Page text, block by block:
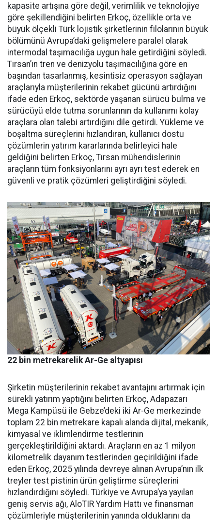
kapasi­te artışına göre değil, verimlilik ve teknolojiye
göre şekillendiği­ni belirten Erkoç, özellikle orta ve
büyük ölçekli Türk lojistik şirket­lerinin filolarının büyük
bölümü­nü Avrupa’daki gelişmelere para­lel olarak
intermodal taşımacılı­ğa uygun hale getirdiğini söyledi.
Tırsan’ın tren ve denizyolu taşı­macılığına göre en
başından ta­sarlanmış, kesintisiz operasyon sağlayan
araçlarıyla müşterile­rinin rekabet gücünü artırdığını
ifade eden Erkoç, sektörde yaşa­nan sürücü bulma ve
sürücüyü el­de tutma sorunlarının da kullanı­mı kolay
araçlara olan talebi ar­tırdığını dile getirdi. Yükleme ve
boşaltma süreçlerini hızlandıran, kullanıcı dostu
çözümlerin yatı­rım kararlarında belirleyici hale
geldiğini belirten Erkoç, Tırsan mühendislerinin
araçların tüm fonksiyonlarını ayrı ayrı test ede­rek en
güvenli ve pratik çözümleri geliştirdiğini söyledi.
22 bin metrekarelik Ar-Ge altyapısı
Şirketin müşterilerinin reka­bet avantajını artırmak için
sü­rekli yatırım yaptığını belirten Erkoç, Adapazarı
Mega Kampü­sü ile Gebze’deki iki Ar-Ge mer­kezinde
toplam 22 bin metreka­re kapalı alanda dijital, mekanik,
kimyasal ve iklimlendirme test­lerinin
gerçekleştirildiğini ak­tardı. Araçların en az 1 milyon
kilometrelik dayanım testlerin­den geçirildiğini ifade
eden Er­koç, 2025 yılında devreye alınan Avrupa’nın ilk
treyler test pisti­nin ürün geliştirme süreçlerini
hızlandırdığını söyledi. Türkiye ve Avrupa’ya yayılan
geniş ser­vis ağı, AloTIR Yardım Hattı ve finansman
çözümleriyle müşte­rilerinin yanında olduklarını da